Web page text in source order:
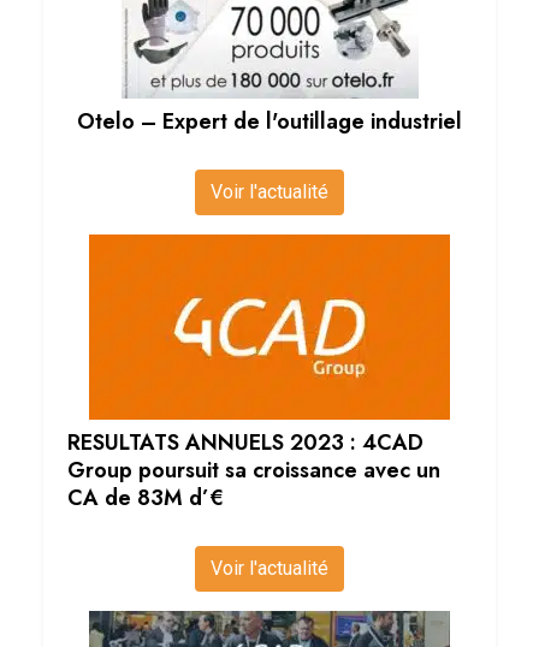
Otelo – Expert de l'outillage industriel
Voir l'actualité
RESULTATS ANNUELS 2023 : 4CAD
Group poursuit sa croissance avec un
CA de 83M d’€
Voir l'actualité